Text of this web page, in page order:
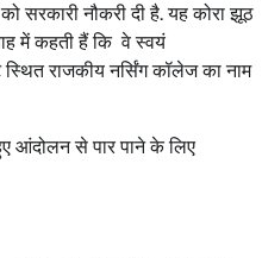
सरकारी नौकरी दी है. यह कोरा झूठ
में कहती हैं कि वे स्वयं
राजकीय नर्सिंग कॉलेज का नाम
आंदोलन से पार पाने के लिए